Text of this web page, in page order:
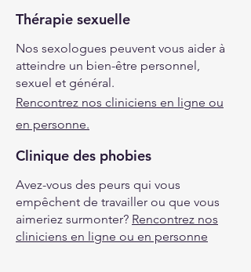
Thérapie sexuelle
Nos sexologues peuvent vous aider à
atteindre un bien-être personnel,
sexuel et général.
Rencontrez nos cliniciens en ligne ou
en personne.
Clinique des phobies
Avez-vous des peurs qui vous
empêchent de travailler ou que vous
aimeriez surmonter? Rencontrez nos
cliniciens en ligne ou en personne